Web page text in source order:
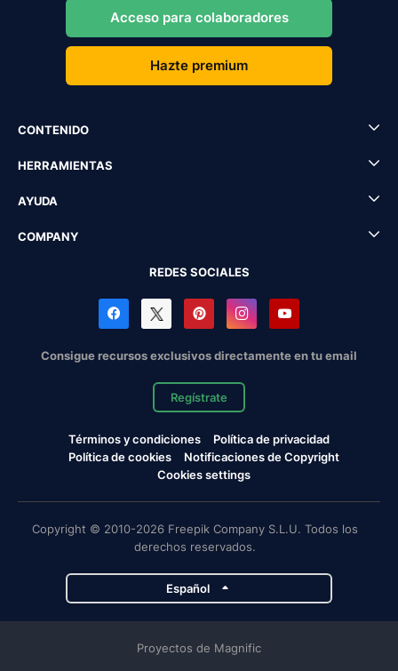
Acceso para colaboradores
Hazte premium
CONTENIDO
HERRAMIENTAS
AYUDA
COMPANY
REDES SOCIALES
Consigue recursos exclusivos directamente en tu email
Regístrate
Términos y condiciones
Política de privacidad
Política de cookies
Notificaciones de Copyright
Cookies settings
Copyright © 2010-2026 Freepik Company S.L.U. Todos los
derechos reservados.
Español
Proyectos de Magnific